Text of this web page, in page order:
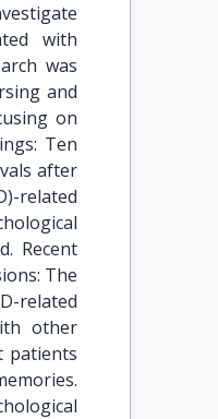
with
was
and
on
Ten
after
related
Recent
The
related
other
patients